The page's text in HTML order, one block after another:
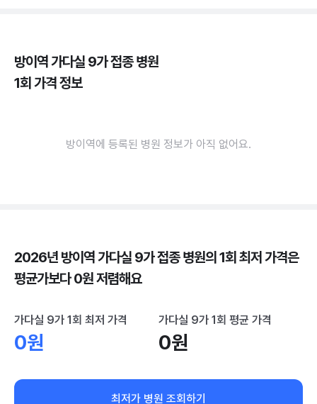
방이역 가다실 9가 접종 병원
1회 가격 정보
방이역에 등록된 병원 정보가 아직 없어요.
2026년 방이역 가다실 9가 접종 병원의 1회 최저 가격은
평균가보다 0원 저렴해요
가다실 9가 1회 최저 가격
0원
가다실 9가 1회 평균 가격
0원
최저가 병원 조회하기